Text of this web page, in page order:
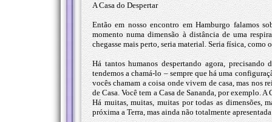
A Casa do Despertar
Então em nosso encontro em Hamburgo falamos
momento numa dimensão à distância de uma
chegasse mais perto, seria material. Seria física, como
Há tantos humanos despertando agora,
tendemos a chamá-lo – sempre que há uma
vocês chamam a coisa onde vivem de casa, mas nos
de Casa. Você tem a Casa de Sananda, por exemplo.
Há muitas, muitas, muitas por todas as dimensões,
próxima a Terra, mas ainda não totalmente